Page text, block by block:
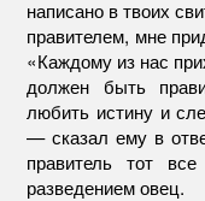
написано в твоих
правителем, мне
«Каждому из нас
должен быть
любить истину и
— сказал ему в
правитель тот
разведением овец.